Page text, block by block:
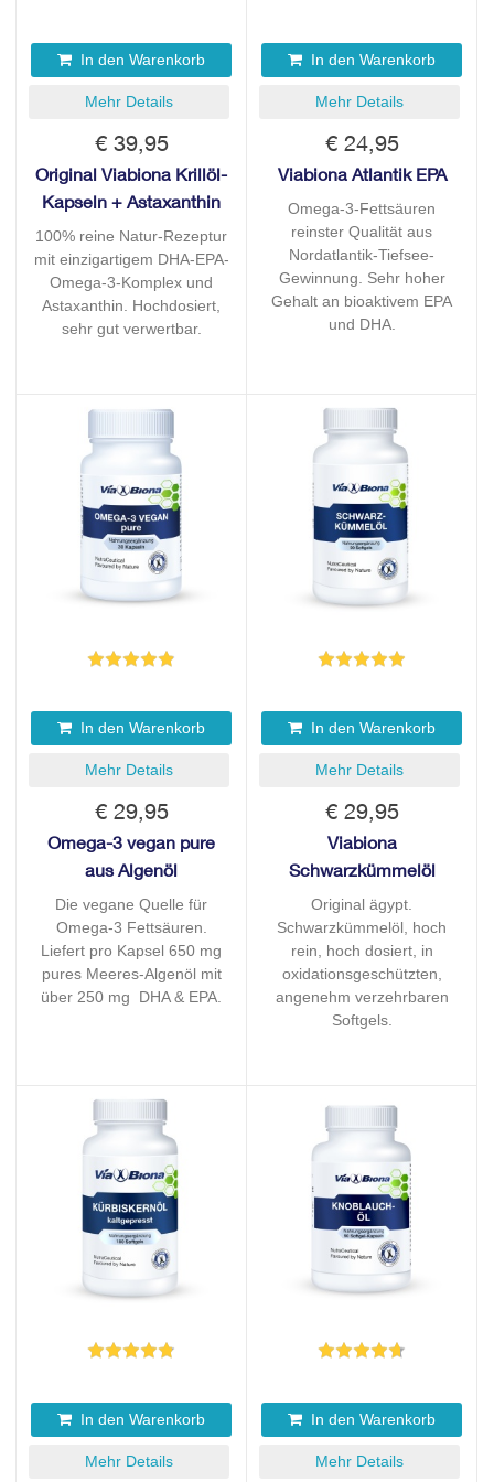
In den Warenkorb
Mehr Details
€ 39,95
Original Viabiona Krillöl-
Kapseln + Astaxanthin
100% reine Natur-Rezeptur
mit einzigartigem DHA-EPA-
Omega-3-Komplex und
Astaxanthin. Hochdosiert,
sehr gut verwertbar.
In den Warenkorb
Mehr Details
€ 24,95
Viabiona Atlantik EPA
Omega-3-Fettsäuren
reinster Qualität aus
Nordatlantik-Tiefsee-
Gewinnung. Sehr hoher
Gehalt an bioaktivem EPA
und DHA.
In den Warenkorb
Mehr Details
€ 29,95
Omega-3 vegan pure
aus Algenöl
Die vegane Quelle für
Omega-3 Fettsäuren.
Liefert pro Kapsel 650 mg
pures Meeres-Algenöl mit
über 250 mg DHA & EPA.
In den Warenkorb
Mehr Details
€ 29,95
Viabiona
Schwarzkümmelöl
Original ägypt.
Schwarzkümmelöl, hoch
rein, hoch dosiert, in
oxidationsgeschützten,
angenehm verzehrbaren
Softgels.
In den Warenkorb
Mehr Details
In den Warenkorb
Mehr Details